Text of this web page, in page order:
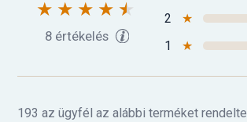
8 értékelés
2
★
1
★
193 az ügyfél az alábbi terméket rendelte